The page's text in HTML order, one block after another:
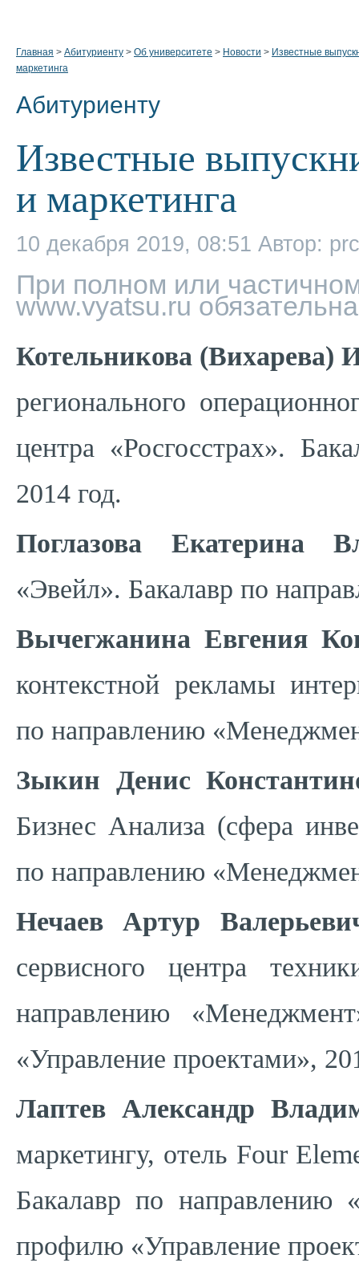
Главная > Абитуриенту > Об университете > Новости > Известные
маркетинга
Абитуриенту
Известные
и маркетинга
10 декабря 2019, 08:51 Автор:
При полном или
www.vyatsu.ru
Котельникова (Вихарева)
регионального
центра «Росгосстрах».
2014 год.
Поглазова Екатерина
«Эвейл». Бакалавр по
Вычегжанина Евгения
контекстной рекламы
по направлению
Зыкин Денис
Бизнес Анализа (сфера
по направлению
Нечаев Артур
сервисного центра
направлению
«Управление проектами»,
Лаптев Александр
маркетингу, отель Four
Бакалавр по направлению
профилю «Управление